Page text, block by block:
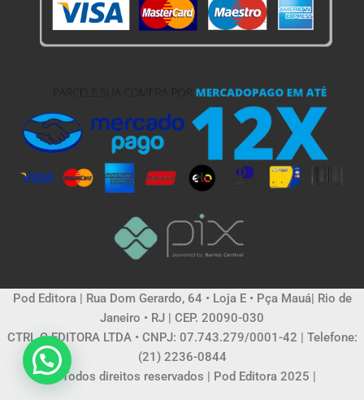
Pod Editora | Rua Dom Gerardo, 64 • Loja E • Pça Mauá| Rio de
Janeiro • RJ | CEP. 20090-030
CTRL C EDITORA LTDA • CNPJ: 07.743.279/0001-42 | Telefone:
(21) 2236-0844
© Todos direitos reservados | Pod Editora 2025 |